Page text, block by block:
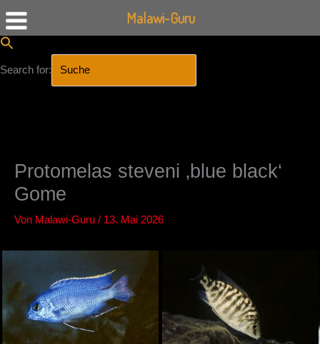
Search for:
Protomelas steveni ‚blue black‘
Gome
Von Malawi-Guru / 13. Mai 2026
Malawi-Guru